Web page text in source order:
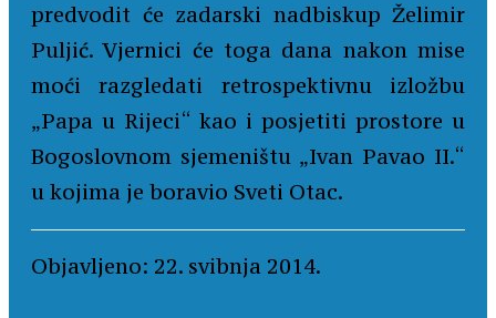
predvodit će zadarski nadbiskup Želimir
Puljić. Vjernici će toga dana nakon mise
moći razgledati retrospektivnu izložbu
„Papa u Rijeci“ kao i posjetiti prostore u
Bogoslovnom sjemeništu „Ivan Pavao II.“
u kojima je boravio Sveti Otac.
Objavljeno: 22. svibnja 2014.